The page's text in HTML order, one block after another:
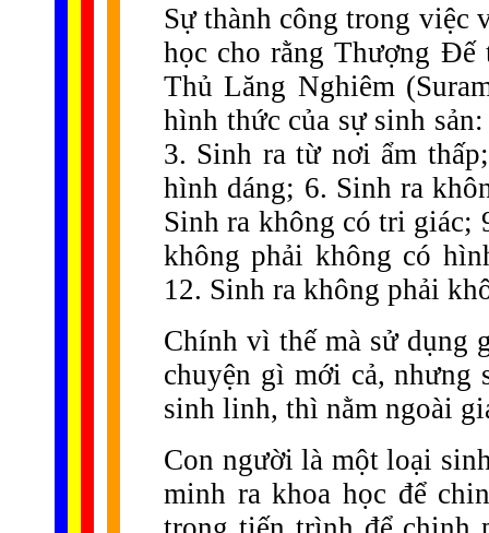
Sự thành công trong việc
học cho rằng Thượng
Thủ Lăng Nghiêm
hình thức của sự sinh
3. Sinh ra từ nơi ẩm
hình dáng; 6. Sinh ra
Sinh ra không có tri giác;
không phải không có
12. Sinh ra không phải
Chính vì thế mà sử dụng
chuyện gì mới cả, nhưng
sinh linh, thì nằm ngoài
Con người là một loại
minh ra khoa học để